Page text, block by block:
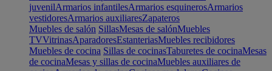
juvenilArmarios infantilesArmarios esquinerosArmarios
vestidoresArmarios auxiliaresZapateros
Muebles de salón SillasMesas de salónMuebles
TVVitrinasAparadoresEstanteriasMuebles recibidores
Muebles de cocina Sillas de cocinasTaburetes de cocinaMesas
de cocinaMesas y sillas de cocinaMuebles auxiliares de